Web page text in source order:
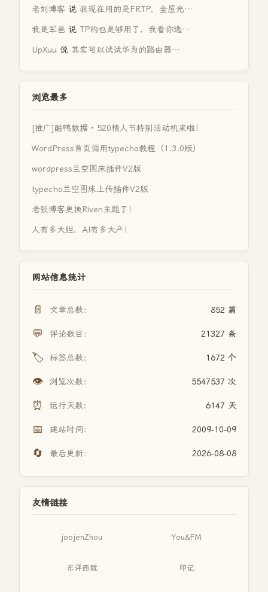
老刘博客 说 我现在用的是FRTP，全屋光…
我是军爸 说 TP的也是够用了，我看你选…
UpXuu 说 其实可以试试华为的路由器…
浏览最多
[推广]酷鸭数据 · 520情人节特别活动机来啦！
WordPress首页调用typecho教程（1.3.0版）
wordpress兰空图床插件V2版
typecho兰空图床上传插件V2版
老张博客更换Riven主题了！
人有多大胆，AI有多大产！
网站信息统计
📄 文章总数： 852 篇
💬 评论数目： 21327 条
🏷️ 标签总数： 1672 个
👁️ 浏览次数： 5547537 次
⏰ 运行天数： 6147 天
📅 建站时间： 2009-10-09
🔄 最后更新： 2026-08-08
友情链接
joojenZhou You&FM
东评西就 印记